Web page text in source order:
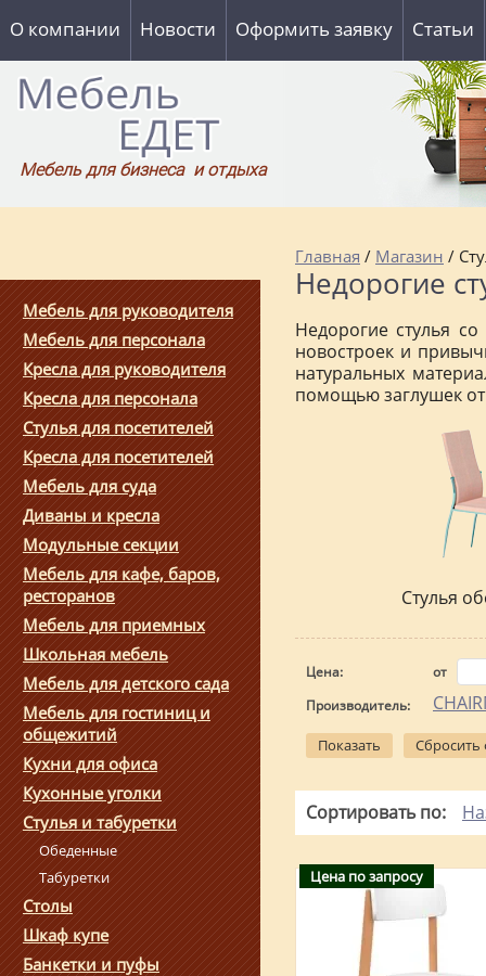
О компании Новости Оформить заявку Статьи
Мебель для бизнеса и отдыха
Мебель для руководителя
Мебель для персонала
Кресла для руководителя
Кресла для персонала
Стулья для посетителей
Кресла для посетителей
Мебель для суда
Диваны и кресла
Модульные секции
Мебель для кафе, баров,
ресторанов
Мебель для приемных
Школьная мебель
Мебель для детского сада
Мебель для гостиниц и
общежитий
Кухни для офиса
Кухонные уголки
Стулья и табуретки
Обеденные
Табуретки
Столы
Шкаф купе
Банкетки и пуфы
Главная / Магазин /
Недорогие
Недорогие стулья
новостроек и
натуральных
помощью заглушек от
Стулья
Цена:
от
Производитель:
Показать Сбросить
Сортировать по:
Цена по запросу